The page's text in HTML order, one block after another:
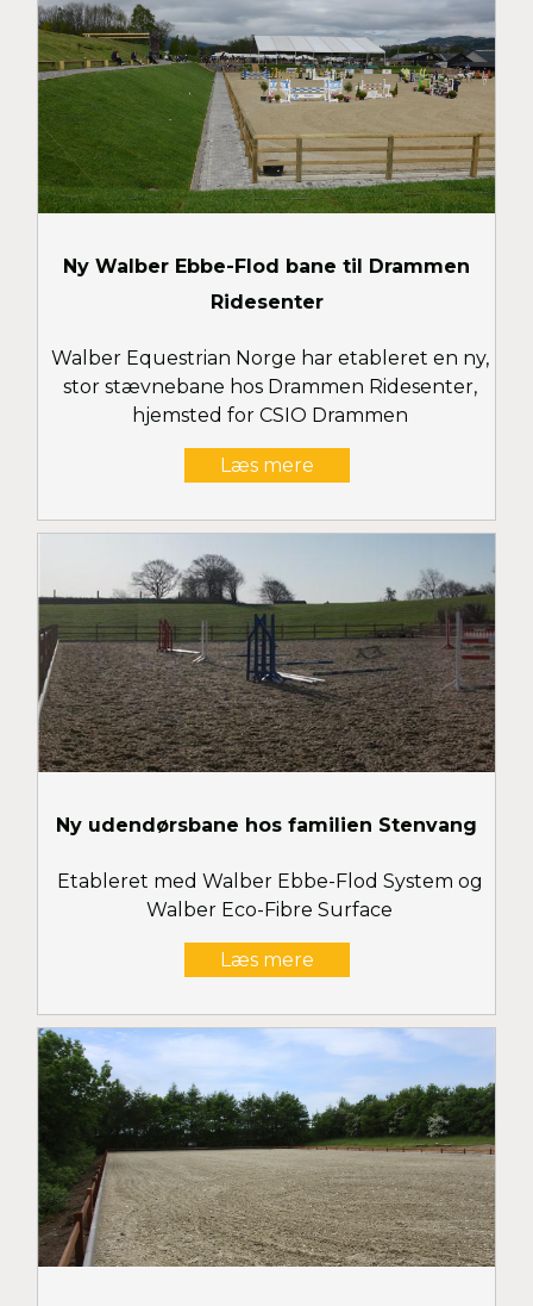
Ny Walber Ebbe-Flod bane til Drammen
Ridesenter
Walber Equestrian Norge har etableret en ny,
stor stævnebane hos Drammen Ridesenter,
hjemsted for CSIO Drammen
Læs mere
Ny udendørsbane hos familien Stenvang
Etableret med Walber Ebbe-Flod System og
Walber Eco-Fibre Surface
Læs mere